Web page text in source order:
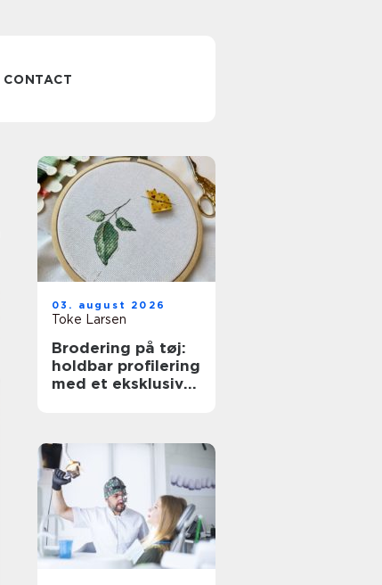
CONTACT
03. august 2026
Toke Larsen
Brodering på tøj:
holdbar profilering
med et eksklusivt